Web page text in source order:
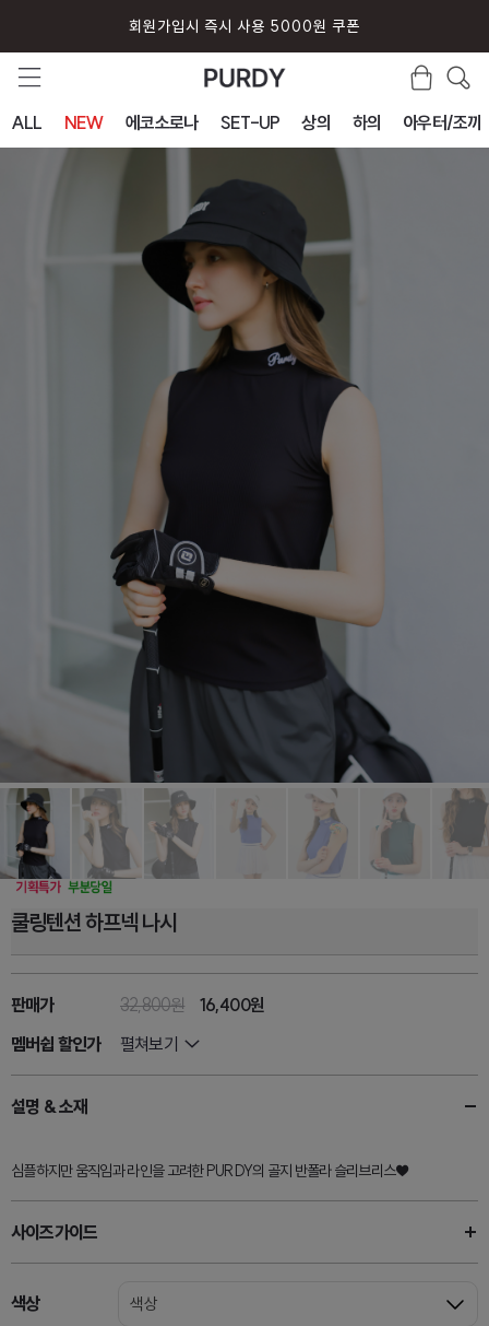
회원가입시 즉시 사용 5000원 쿠폰
ALL NEW 에코소로나 SET-UP 상의 하의 아우터/조끼
쿨링텐션 하프넥 나시
판매가 32,800원
16,400원
멤버쉽 할인가
펼쳐보기
설명 & 소재
심플하지만 움직임과 라인을 고려한 PURDY의 골지 반폴라 슬리브리스♥
사이즈가이드
색상 색상